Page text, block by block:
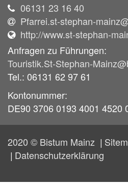
06131 23 16 40
Pfarrei.st-stephan-
http://www.st-stephan-
Anfragen zu Führungen:
Touristik.St-Stephan-
Tel.: 06131 62 97 61
Kontonummer:
DE90 3706 0193 4001 4520
2020 © Bistum Mainz
Datenschutzerklärung